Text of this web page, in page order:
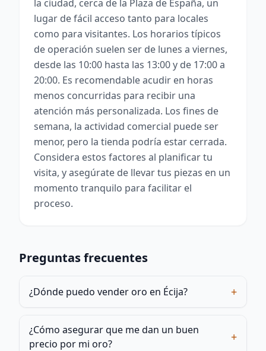
la ciudad, cerca de la Plaza de España, un
lugar de fácil acceso tanto para locales
como para visitantes. Los horarios típicos
de operación suelen ser de lunes a viernes,
desde las 10:00 hasta las 13:00 y de 17:00 a
20:00. Es recomendable acudir en horas
menos concurridas para recibir una
atención más personalizada. Los fines de
semana, la actividad comercial puede ser
menor, pero la tienda podría estar cerrada.
Considera estos factores al planificar tu
visita, y asegúrate de llevar tus piezas en un
momento tranquilo para facilitar el
proceso.
Preguntas frecuentes
¿Dónde puedo vender oro en Écija? +
¿Cómo asegurar que me dan un buen
precio por mi oro?
+